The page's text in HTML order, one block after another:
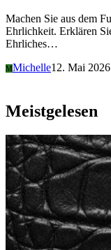
Machen Sie aus dem
Ehrlichkeit. Erklären
Ehrliches…
MMichelle12. Mai 2026
Meistgelesen